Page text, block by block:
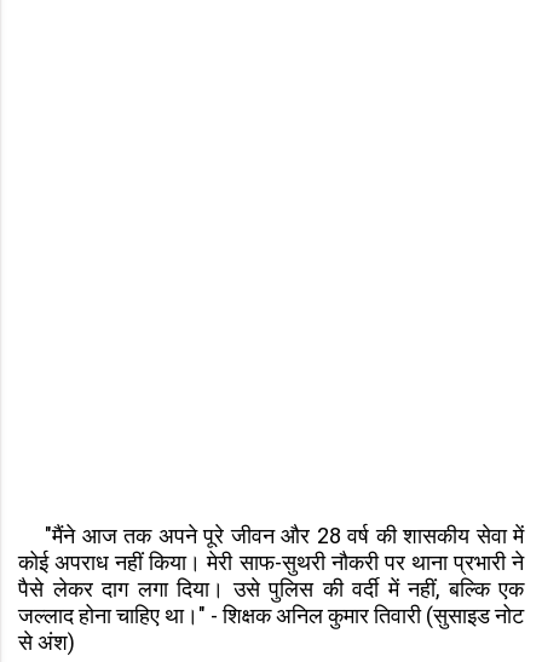
"मैंने आज तक अपने पूरे जीवन और 28 वर्ष की शासकीय सेवा में
कोई अपराध नहीं किया। मेरी साफ-सुथरी नौकरी पर थाना प्रभारी ने
पैसे लेकर दाग लगा दिया। उसे पुलिस की वर्दी में नहीं, बल्कि एक
जल्लाद होना चाहिए था।" - शिक्षक अनिल कुमार तिवारी (सुसाइड नोट
से अंश)